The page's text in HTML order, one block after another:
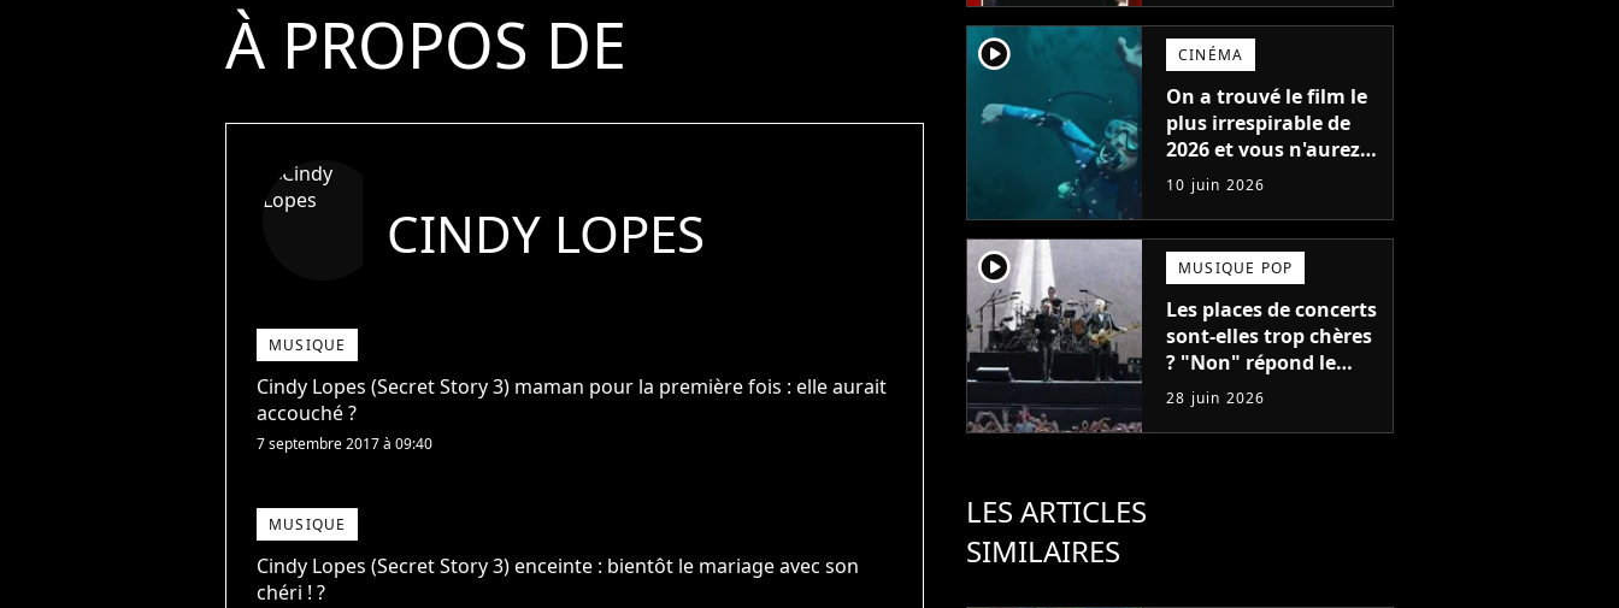
À PROPOS DE
CINDY LOPES
MUSIQUE
Cindy Lopes (Secret Story 3) maman pour la première fois : elle aurait
accouché ?
7 septembre 2017 à 09:40
MUSIQUE
Cindy Lopes (Secret Story 3) enceinte : bientôt le mariage avec son
chéri ! ?
player2 CINÉMA
On a trouvé le film le
plus irrespirable de
2026 et vous n'aurez
plus jamais envie de
vous baigner
10 juin 2026
player2 MUSIQUE POP
Les places de concerts
sont-elles trop chères
? "Non" répond le
patron d'AEG
28 juin 2026
LES ARTICLES
SIMILAIRES